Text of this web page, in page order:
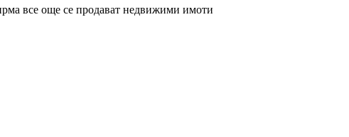
все още се продават недвижими имоти